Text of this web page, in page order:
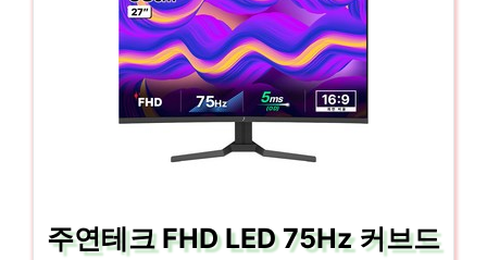
주연테크 FHD LED 75Hz 커브드